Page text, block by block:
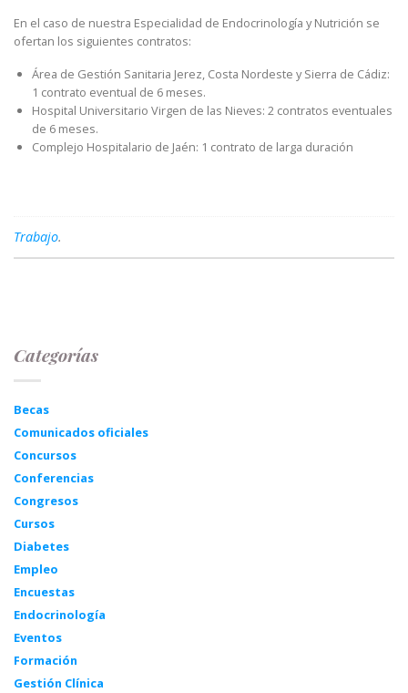
En el caso de nuestra Especialidad de Endocrinología y Nutrición se
ofertan los siguientes contratos:
Área de Gestión Sanitaria Jerez, Costa Nordeste y Sierra de Cádiz:
1 contrato eventual de 6 meses.
Hospital Universitario Virgen de las Nieves: 2 contratos eventuales
de 6 meses.
Complejo Hospitalario de Jaén: 1 contrato de larga duración
Trabajo.
Categorías
Becas
Comunicados oficiales
Concursos
Conferencias
Congresos
Cursos
Diabetes
Empleo
Encuestas
Endocrinología
Eventos
Formación
Gestión Clínica